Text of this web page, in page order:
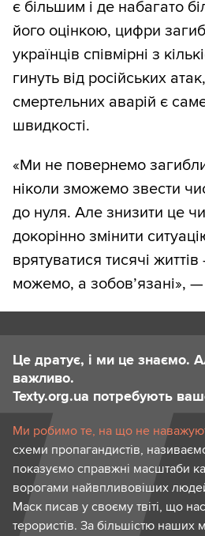
є більшим і де набагато
його оцінкою, цифри
українців співмірні з
гинуть від російських
смертельних аварій є
швидкості.
«Ми не повернемо
ніколи зможемо звести
до нуля. Але знизити це
докорінно змінити
врятуватися тисячі
можемо, а зобов’язані»,
Це дратує, і ми це знаємо.
важливо.
Texty.org.ua потребують
Ми робимо те, на що не
схеми пропагандистів,
показуємо справжні масштаби
ворогами найвпливовіших
Маск писав у своєму твіті, що
терористів. За більшістю наших